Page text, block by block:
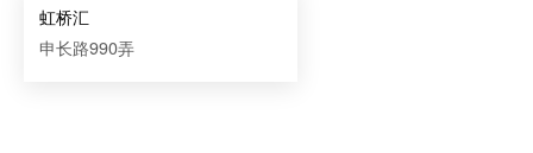
虹桥汇
申长路990弄